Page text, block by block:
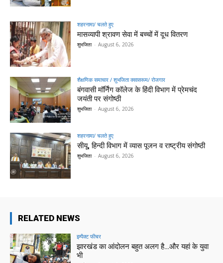
शहरनामा/ चलते हुए
मासव्यापी श्रावण सेवा में बच्चों में दूध वितरण
शुभजिता - August 6, 2026
शैक्षणिक समाचार / शुभजिता क्सासरूम/ रोजगार
बंगवासी मॉर्निंग कॉलेज के हिंदी विभाग में प्रेमचंद
जयंती पर संगोष्ठी
शुभजिता - August 6, 2026
शहरनामा/ चलते हुए
सीयू, हिन्दी विभाग में व्यास पूजन व राष्ट्रीय संगोष्ठी
शुभजिता - August 6, 2026
RELATED NEWS
इम्पैक्ट फीचर
झारखंड का आंदोलन बहुत अलग है…और यहां के युवा
भी